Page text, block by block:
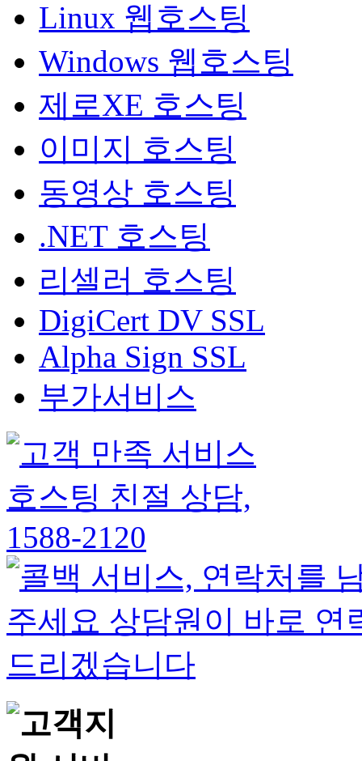
Linux 웹호스팅
Windows 웹호스팅
제로XE 호스팅
이미지 호스팅
동영상 호스팅
.NET 호스팅
리셀러 호스팅
DigiCert DV SSL
Alpha Sign SSL
부가서비스